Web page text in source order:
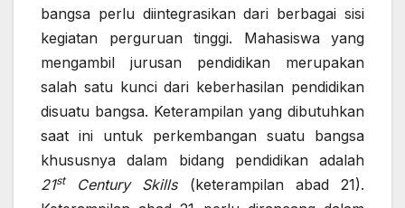
bangsa perlu diintegrasikan dari berbagai sisi
kegiatan perguruan tinggi. Mahasiswa yang
mengambil jurusan pendidikan merupakan
salah satu kunci dari keberhasilan pendidikan
disuatu bangsa. Keterampilan yang dibutuhkan
saat ini untuk perkembangan suatu bangsa
khususnya dalam bidang pendidikan adalah
21stCentury Skills (keterampilan abad 21).